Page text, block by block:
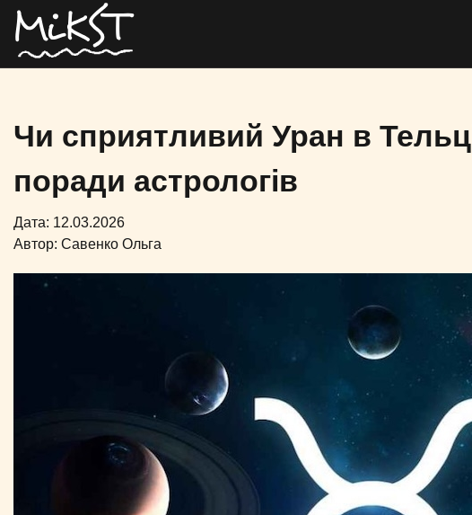
Чи сприятливий Уран в
поради астрологів
Дата: 12.03.2026
Автор: Савенко Ольга